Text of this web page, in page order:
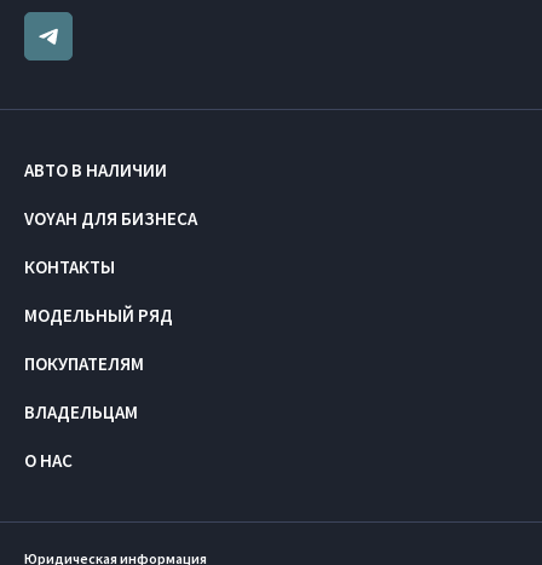
АВТО В НАЛИЧИИ
VOYAH ДЛЯ БИЗНЕСА
КОНТАКТЫ
МОДЕЛЬНЫЙ РЯД
ПОКУПАТЕЛЯМ
ВЛАДЕЛЬЦАМ
О НАС
Юридическая информация